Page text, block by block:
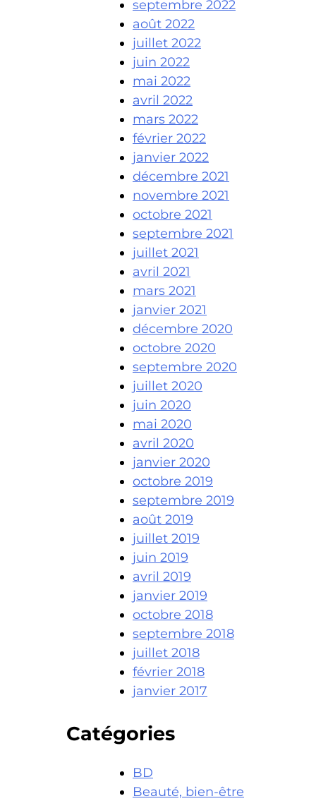
septembre 2022
août 2022
juillet 2022
juin 2022
mai 2022
avril 2022
mars 2022
février 2022
janvier 2022
décembre 2021
novembre 2021
octobre 2021
septembre 2021
juillet 2021
avril 2021
mars 2021
janvier 2021
décembre 2020
octobre 2020
septembre 2020
juillet 2020
juin 2020
mai 2020
avril 2020
janvier 2020
octobre 2019
septembre 2019
août 2019
juillet 2019
juin 2019
avril 2019
janvier 2019
octobre 2018
septembre 2018
juillet 2018
février 2018
janvier 2017
Catégories
BD
Beauté, bien-être